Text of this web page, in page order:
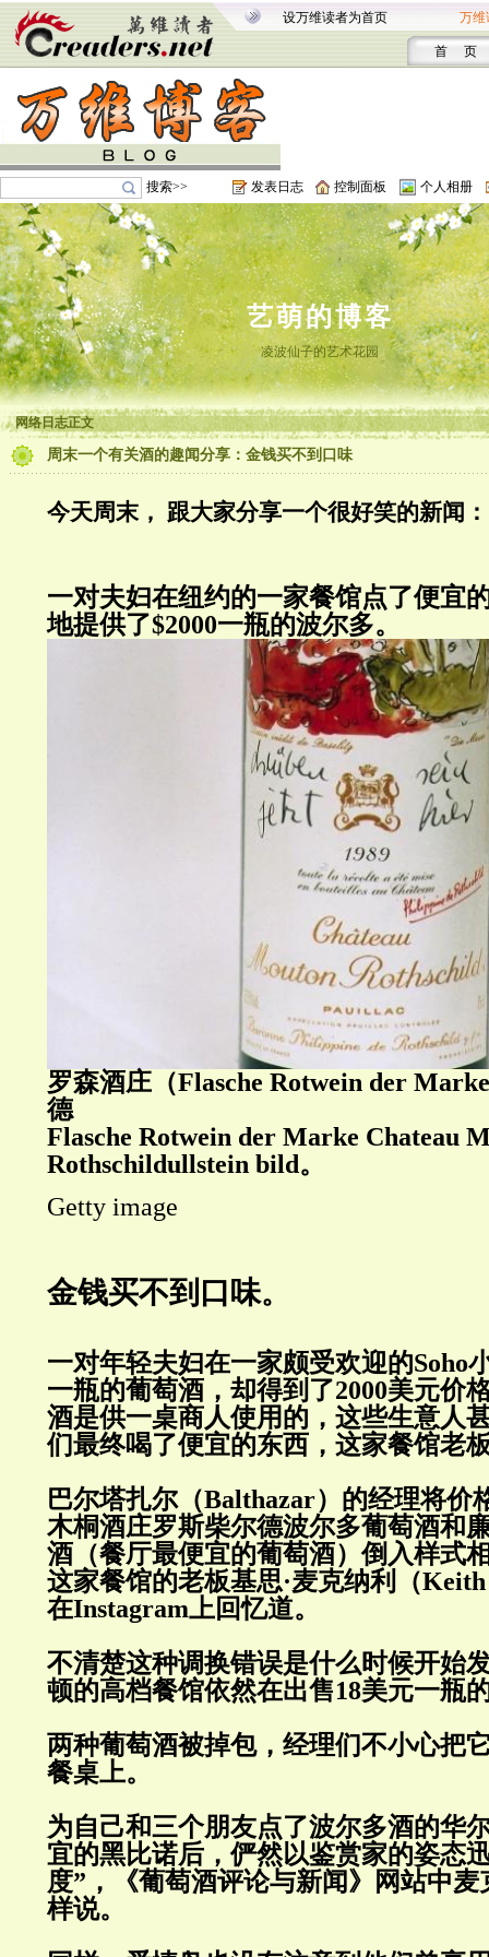
设万维读者为首页 万维
首 页
搜索>> 发表日志 控制面板 个人相册
艺萌的博客
凌波仙子的艺术花园
网络日志正文
周末一个有关酒的趣闻分享：金钱买不到口味
今天周末， 跟大家分享一个很好笑的新闻：
一对夫妇在纽约的一家餐馆点了便宜
地提供了$2000一瓶的波尔多。
罗森酒庄（Flasche Rotwein der Marke
德
Flasche Rotwein der Marke Chateau
Rothschildullstein bild。
Getty image
金钱买不到口味。
一对年轻夫妇在一家颇受欢迎的Soho
一瓶的葡萄酒，却得到了2000美元价
酒是供一桌商人使用的，这些生意人
们最终喝了便宜的东西，这家餐馆老
巴尔塔扎尔（Balthazar）的经理将价
木桐酒庄罗斯柴尔德波尔多葡萄酒和
酒（餐厅最便宜的葡萄酒）倒入样式
这家餐馆的老板基思·麦克纳利（
在Instagram上回忆道。
不清楚这种调换错误是什么时候开始
顿的高档餐馆依然在出售18美元一瓶
两种葡萄酒被掉包，经理们不小心把
餐桌上。
为自己和三个朋友点了波尔多酒的华
宜的黑比诺后，俨然以鉴赏家的姿态
度”，《葡萄酒评论与新闻》网站中
样说。